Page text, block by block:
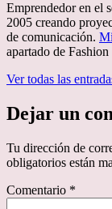
Emprendedor en el
2005 creando
de comunicación.
apartado de Fashion
Ver todas las
Dejar un
Tu dirección de
obligatorios están
Comentario *